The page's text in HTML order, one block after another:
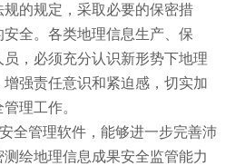
的规定，采取必要的保密措
全。各类地理信息生产、保
，必须充分认识新形势下地理
强责任意识和紧迫感，切实加
理工作。
全管理软件，能够进一步完善沛
绘地理信息成果安全监管能力